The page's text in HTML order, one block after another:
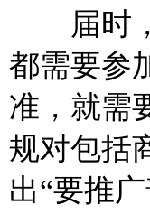
届时，
都需要参
准，就需
规对包括
出“要推